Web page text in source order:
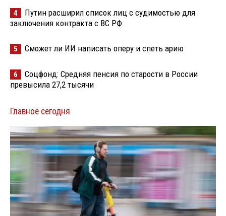
4
Путин расширил список лиц с судимостью для
заключения контракта с ВС РФ
5 Сможет ли ИИ написать оперу и спеть арию
6
Соцфонд: Средняя пенсия по старости в России
превысила 27,2 тысячи
Главное сегодня